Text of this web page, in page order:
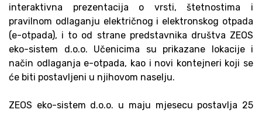
interaktivna prezentacija o vrsti, štetnostima i
pravilnom odlaganju električnog i elektronskog otpada
(e-otpada), i to od strane predstavnika društva ZEOS
eko-sistem d.o.o. Učenicima su prikazane lokacije i
način odlaganja e-otpada, kao i novi kontejneri koji se
će biti postavljeni u njihovom naselju.
ZEOS eko-sistem d.o.o. u maju mjesecu postavlja 25